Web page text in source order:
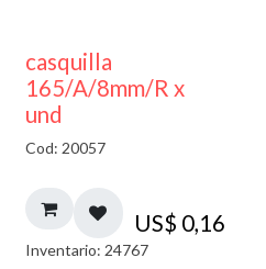
casquilla
165/A/8mm/R x
und
Cod: 20057
US$ 0,16
Inventario: 24767